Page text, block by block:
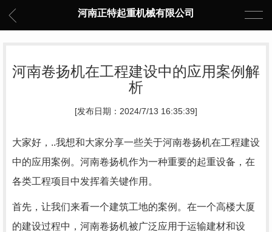
河南正特起重机械有限公司
河南卷扬机在工程建设中的应用案例解
析
[发布日期：2024/7/13 16:35:39]
大家好，..我想和大家分享一些关于河南卷扬机在工程建设
中的应用案例。河南卷扬机作为一种重要的起重设备，在
各类工程项目中发挥着关键作用。
首先，让我们来看一个建筑工地的案例。在一个高楼大厦
的建设过程中，河南卷扬机被广泛应用于运输建材和设